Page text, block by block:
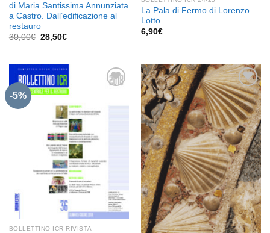
di Maria Santissima Annunziata
a Castro. Dall’edificazione al
restauro
30,00€ Il
30,00€.
28,50€Il
28,50€.
La Pala di Fermo di Lorenzo
Lotto
6,90€
-5%
Aggiungi
desideri
BOLLETTINO ICR RIVISTA
Aggiungi
alla lista
dei
desideri